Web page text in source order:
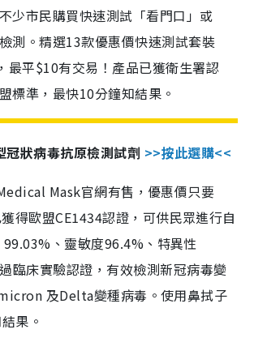
少市民購買快速測試「看門口」或
測。精選13款優惠價快速測試套裝
最平$10有交易！產品已獲衛生署認
標準，最快10分鐘知結果。
冠狀病毒抗原檢測試劑 >>按此選購<<
Mask官網有售，優惠價只要
得歐盟CE1434認證，可供民眾進行自
、靈敏度96.4%、特異性
臨床實驗認證，有效檢測新冠病毒變
及Delta變種病毒。使用鼻拭子
果。